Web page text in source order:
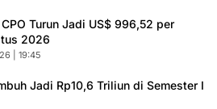
Turun Jadi US$ 996,52 per
2026
| 19:45
Jadi Rp10,6 Triliun di Semester I